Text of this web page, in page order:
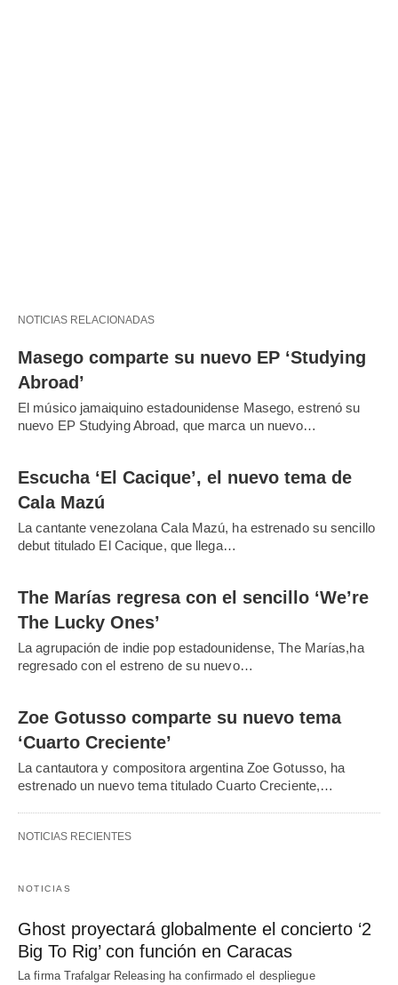
NOTICIAS RELACIONADAS
Masego comparte su nuevo EP ‘Studying
Abroad’
El músico jamaiquino estadounidense Masego, estrenó su
nuevo EP Studying Abroad, que marca un nuevo…
Escucha ‘El Cacique’, el nuevo tema de
Cala Mazú
La cantante venezolana Cala Mazú, ha estrenado su sencillo
debut titulado El Cacique, que llega…
The Marías regresa con el sencillo ‘We’re
The Lucky Ones’
La agrupación de indie pop estadounidense, The Marías,ha
regresado con el estreno de su nuevo…
Zoe Gotusso comparte su nuevo tema
‘Cuarto Creciente’
La cantautora y compositora argentina Zoe Gotusso, ha
estrenado un nuevo tema titulado Cuarto Creciente,…
NOTICIAS RECIENTES
NOTICIAS
Ghost proyectará globalmente el concierto ‘2
Big To Rig’ con función en Caracas
La firma Trafalgar Releasing ha confirmado el despliegue